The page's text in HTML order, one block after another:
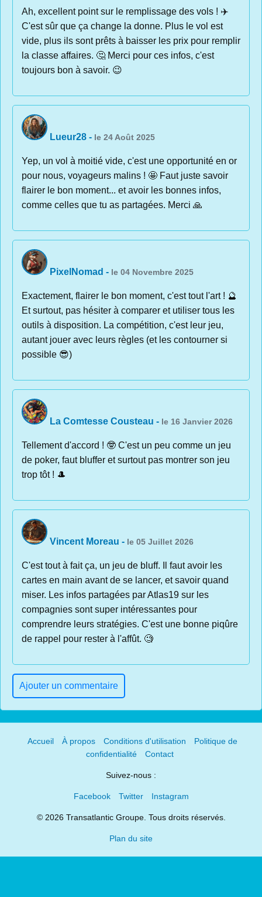
Ah, excellent point sur le remplissage des vols ! ✈️
C'est sûr que ça change la donne. Plus le vol est
vide, plus ils sont prêts à baisser les prix pour remplir
la classe affaires. 🤔 Merci pour ces infos, c'est
toujours bon à savoir. 😉
Lueur28 - le 24 Août 2025
Yep, un vol à moitié vide, c'est une opportunité en or
pour nous, voyageurs malins ! 🤩 Faut juste savoir
flairer le bon moment... et avoir les bonnes infos,
comme celles que tu as partagées. Merci 🙏
PixelNomad - le 04 Novembre 2025
Exactement, flairer le bon moment, c'est tout l'art ! 🔮
Et surtout, pas hésiter à comparer et utiliser tous les
outils à disposition. La compétition, c'est leur jeu,
autant jouer avec leurs règles (et les contourner si
possible 😎)
La Comtesse Cousteau - le 16 Janvier 2026
Tellement d'accord ! 🤓 C'est un peu comme un jeu
de poker, faut bluffer et surtout pas montrer son jeu
trop tôt ! 🎩
Vincent Moreau - le 05 Juillet 2026
C'est tout à fait ça, un jeu de bluff. Il faut avoir les
cartes en main avant de se lancer, et savoir quand
miser. Les infos partagées par Atlas19 sur les
compagnies sont super intéressantes pour
comprendre leurs stratégies. C'est une bonne piqûre
de rappel pour rester à l'affût. 🧐
Ajouter un commentaire
Accueil À propos Conditions d'utilisation
Politique de
confidentialité
Contact
Suivez-nous :
Facebook Twitter Instagram
© 2026 Transatlantic Groupe. Tous droits réservés.
Plan du site